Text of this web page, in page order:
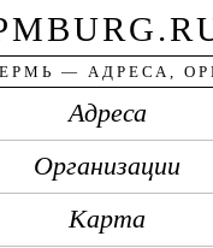
— АДРЕСА,
Адреса
Организации
Карта